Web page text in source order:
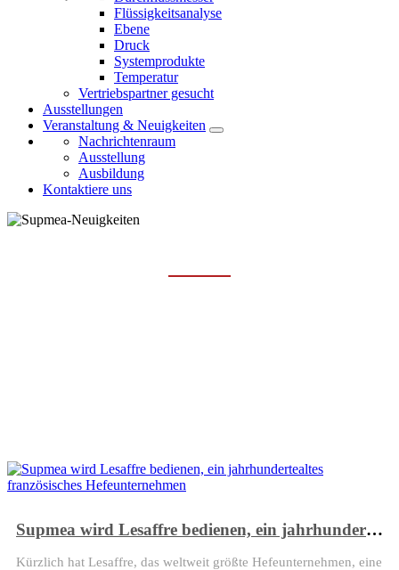
Flüssigkeitsanalyse
Ebene
Druck
Systemprodukte
Temperatur
Vertriebspartner gesucht
Ausstellungen
Veranstaltung & Neuigkeiten
Nachrichtenraum
Ausstellung
Ausbildung
Kontaktiere uns
Supmea wird Lesaffre bedienen, ein jahrhundertealtes französisches Hefeunternehmen
Kürzlich hat Lesaffre, das weltweit größte Hefeunternehmen, eine